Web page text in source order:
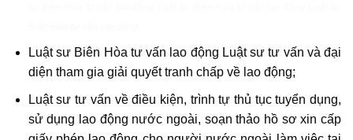
Luật sư Biên Hòa tư vấn lao động Luật sư tư vấn và đại
diện tham gia giải quyết tranh chấp về lao động;
Luật sư tư vấn về điều kiện, trình tự thủ tục tuyển dụng,
sử dụng lao động nước ngoài, soạn thảo hồ sơ xin cấp